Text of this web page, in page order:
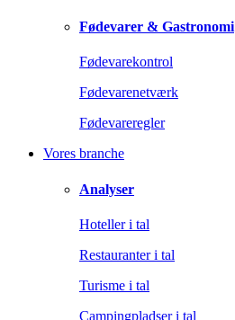
Fødevarer & Gastronomi
Fødevarekontrol
Fødevarenetværk
Fødevareregler
Vores branche
Analyser
Hoteller i tal
Restauranter i tal
Turisme i tal
Campingpladser i tal